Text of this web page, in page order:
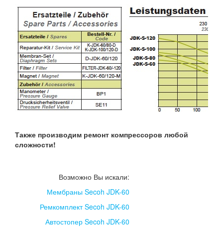
Также производим ремонт компрессоров любой
сложности!
Возможно Вы искали:
Мембраны Secoh JDK-60
Ремкомплект Secoh JDK-60
Автостопер Secoh JDK-60